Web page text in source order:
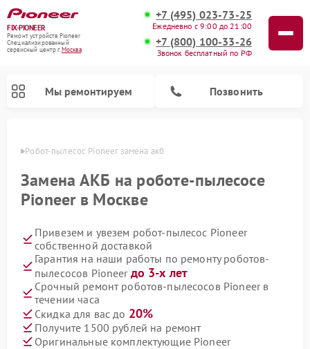
FIX-PIONEER
Ремонт устройств Pioneer
Специализированный
cервисный центр г.Москва
+7 (495) 023-73-25
Ежедневно с 9:00 до 21:00
+7 (800) 100-33-26
Звонок бесплатный по РФ
Мы ремонтируем Позвонить
Робот-пылесос Pioneer замена акб
Замена АКБ на роботе-пылесосе
Pioneer в Москве
Привезем и увезем робот-пылесос Pioneer
собственной доставкой
Гарантия на наши работы по ремонту роботов-
пылесосов Pioneer до 3-х лет
Срочный ремонт роботов-пылесосов Pioneer в
течении часа
Скидка для вас до 20%
Получите 1500 рублей на ремонт
Оригинальные комплектующие Pioneer